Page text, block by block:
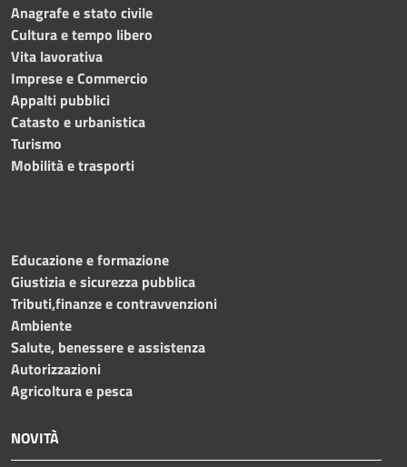
Anagrafe e stato civile
Cultura e tempo libero
Vita lavorativa
Imprese e Commercio
Appalti pubblici
Catasto e urbanistica
Turismo
Mobilità e trasporti
Educazione e formazione
Giustizia e sicurezza pubblica
Tributi,finanze e contravvenzioni
Ambiente
Salute, benessere e assistenza
Autorizzazioni
Agricoltura e pesca
NOVITÀ